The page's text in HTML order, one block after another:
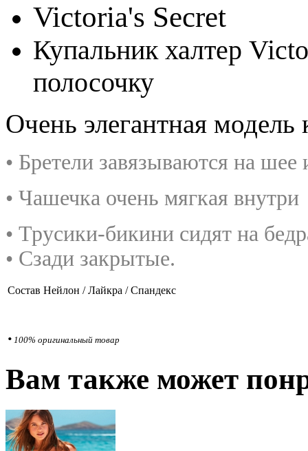
Victoria's Secret
Купальник халтер
полосочку
Очень элегантная модель
• Бретели завязываются на шее
• Чашечка очень мягкая внутри
• Трусики-бикини сидят на
• Сзади закрытые.
Состав Нейлон / Лайкра / Спандекс
• 100% оригинальный товар
Вам также может